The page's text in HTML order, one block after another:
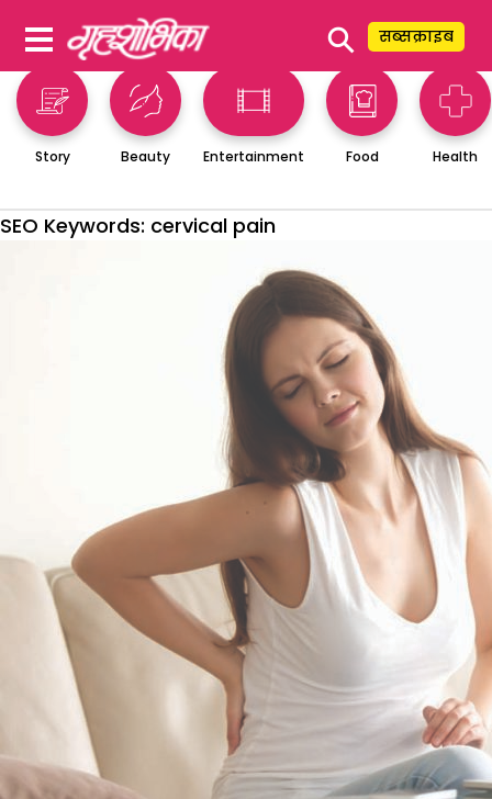
⚲ सब्सक्राइब
Story Beauty Entertainment Food Health
SEO Keywords: cervical pain